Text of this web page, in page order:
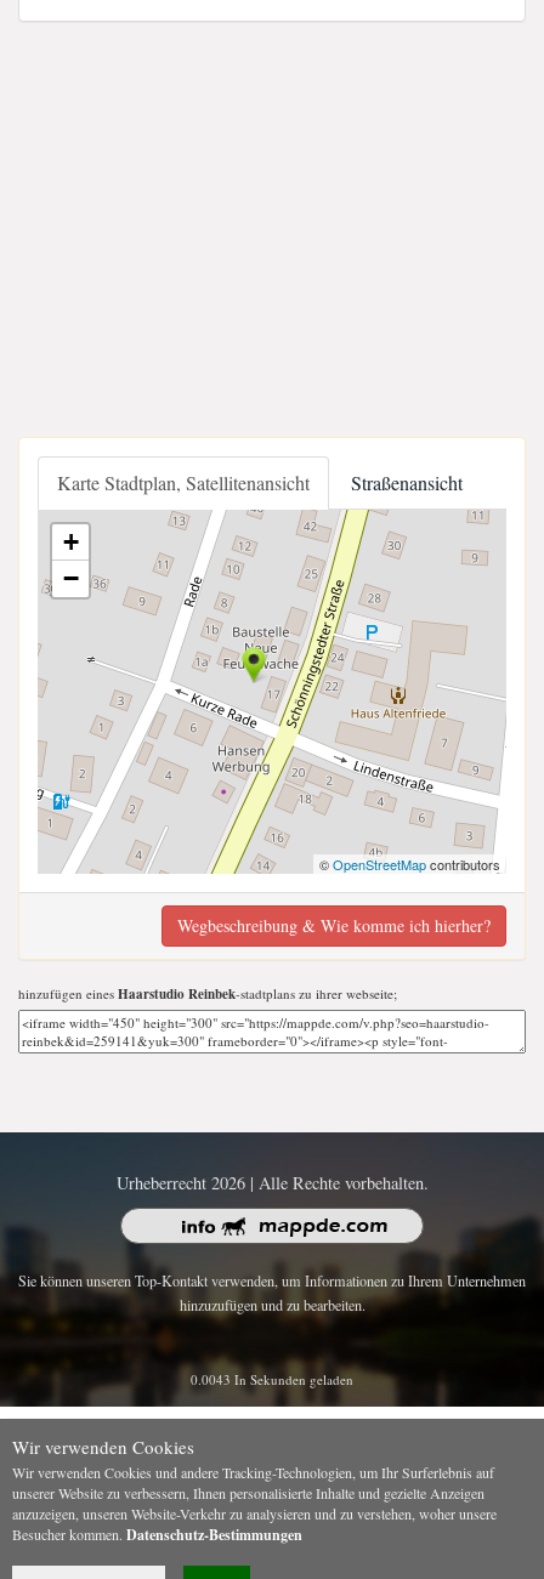
Karte Stadtplan, Satellitenansicht Straßenansicht
+
−
©OpenStreetMapcontributors
Wegbeschreibung & Wie komme ich hierher?
hinzufügen eines Haarstudio Reinbek-stadtplans zu ihrer webseite;
Urheberrecht 2026 | Alle Rechte vorbehalten.
Sie können unseren Top-Kontakt verwenden, um Informationen zu Ihrem Unternehmen
hinzuzufügen und zu bearbeiten.
0.0043 In Sekunden geladen
Wir verwenden Cookies
Wir verwenden Cookies und andere Tracking-Technologien, um Ihr Surferlebnis auf
unserer Website zu verbessern, Ihnen personalisierte Inhalte und gezielte Anzeigen
anzuzeigen, unseren Website-Verkehr zu analysieren und zu verstehen, woher unsere
Besucher kommen. Datenschutz-Bestimmungen